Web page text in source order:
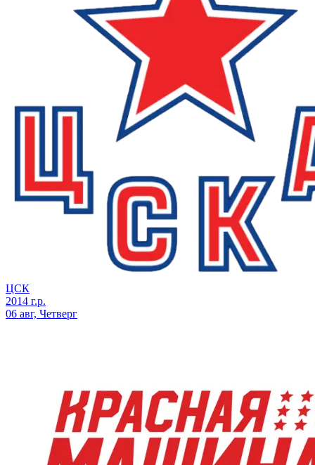
ЦСК
2014 г.р.
06 авг, Четверг